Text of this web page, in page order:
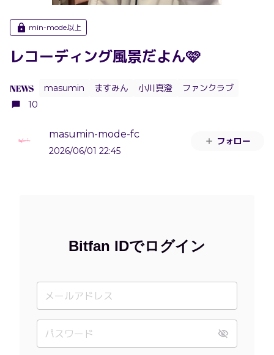
min-mode以上
レコーディング風景だよん🩷
NEWS masumin ますみん 小川真澄
ファンクラブ
10
masumin-mode-fc
2026/06/01 22:45
フォロー
Bitfan IDでログイン